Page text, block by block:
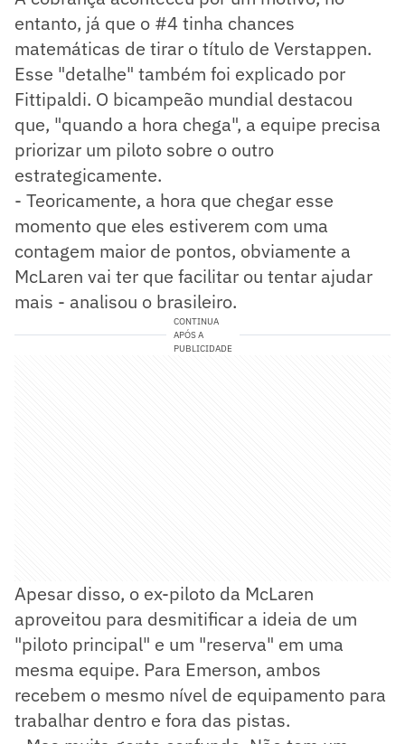
entanto, já que o #4 tinha chances
matemáticas de tirar o título de Verstappen.
Esse "detalhe" também foi explicado por
Fittipaldi. O bicampeão mundial destacou
que, "quando a hora chega", a equipe precisa
priorizar um piloto sobre o outro
estrategicamente.
- Teoricamente, a hora que chegar esse
momento que eles estiverem com uma
contagem maior de pontos, obviamente a
McLaren vai ter que facilitar ou tentar ajudar
mais - analisou o brasileiro.
CONTINUA
APÓS A
PUBLICIDADE
Apesar disso, o ex-piloto da McLaren
aproveitou para desmitificar a ideia de um
"piloto principal" e um "reserva" em uma
mesma equipe. Para Emerson, ambos
recebem o mesmo nível de equipamento para
trabalhar dentro e fora das pistas.